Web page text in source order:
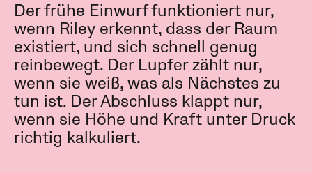
Der frühe Einwurf funktioniert nur,
wenn Riley erkennt, dass der Raum
existiert, und sich schnell genug
reinbewegt. Der Lupfer zählt nur,
wenn sie weiß, was als Nächstes zu
tun ist. Der Abschluss klappt nur,
wenn sie Höhe und Kraft unter Druck
richtig kalkuliert.